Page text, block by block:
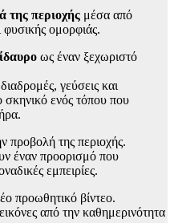
της περιοχής μέσα από
φυσικής ομορφιάς.
ως έναν ξεχωριστό
γεύσεις και
σκηνικό ενός τόπου που
προβολή της περιοχής.
έναν προορισμό που
εμπειρίες.
προωθητικό βίντεο.
από την καθημερινότητα